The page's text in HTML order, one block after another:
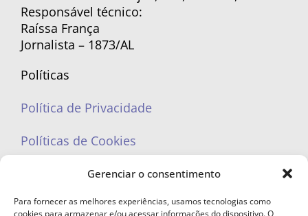
Gerenciar o consentimento
Para fornecer as melhores experiências, usamos tecnologias como
cookies para armazenar e/ou acessar informações do dispositivo. O
Responsável técnico:
Raíssa França
Jornalista – 1873/AL
Políticas
Política de Privacidade
Políticas de Cookies